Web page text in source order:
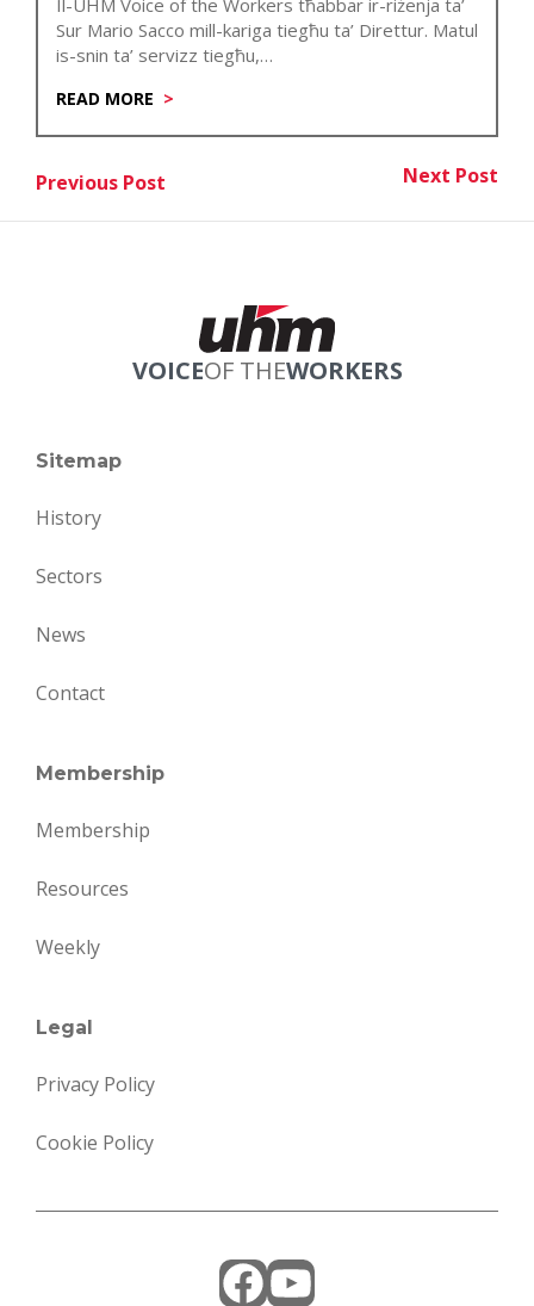
Sur Mario Sacco mill-kariga tiegħu ta’ Direttur. Matul
is-snin ta’ servizz tiegħu,…
READ MORE
Post
navigation
Previous Post
Previous Post Next Post
VOICEOF THEWORKERS
Sitemap
History
Sectors
News
Contact
Membership
Membership
Resources
Weekly
Legal
Privacy Policy
Cookie Policy
Facebook
YouTube